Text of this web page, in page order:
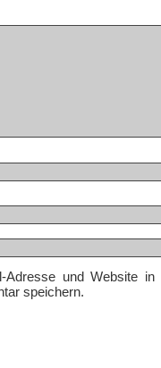
Adresse und Website
speichern.